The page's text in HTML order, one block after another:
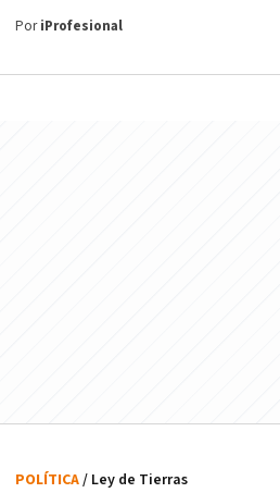
PoriProfesional
POLÍTICA/ Ley de Tierras